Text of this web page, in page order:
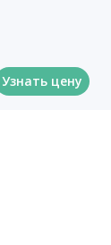
Узнать цену